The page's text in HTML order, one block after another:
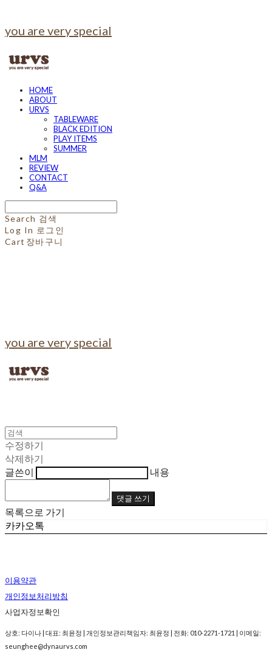
you are very special
HOME
ABOUT
URVS
TABLEWARE
BLACK EDITION
PLAY ITEMS
SUMMER
MLM
REVIEW
CONTACT
Q&A
Search 검색
Log In 로그인
Cart 장바구니
you are very special
수정하기
삭제하기
글쓴이
내용
댓글 쓰기
목록으로 가기
카카오톡
이용약관
개인정보처리방침
사업자정보확인
상호: 다이나 | 대표: 최윤정 | 개인정보관리책임자: 최윤정 | 전화: 010-2271-1721 | 이메일:
seunghee@dynaurvs.com